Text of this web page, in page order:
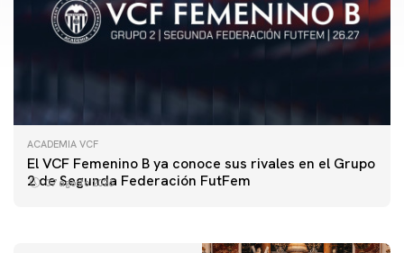
ACADEMIA VCF
El VCF Femenino B ya conoce sus rivales en el Grupo
2 de Segunda Federación FutFem
07 agosto 2026
PRIMER EQUIPO
ENTRENAMIENTO DEL VALENCIA CF 7/8/2026